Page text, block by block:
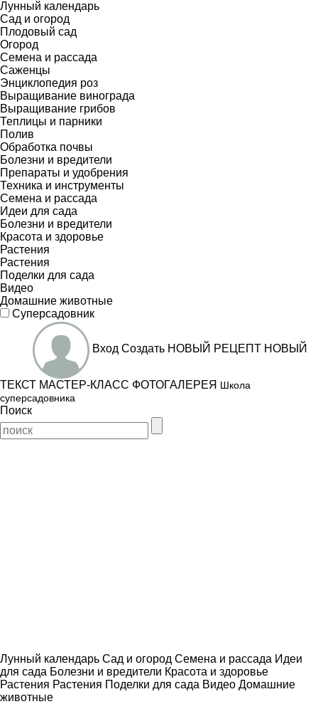
Лунный календарь
Сад и огород
Плодовый сад
Огород
Семена и рассада
Саженцы
Энциклопедия роз
Выращивание винограда
Выращивание грибов
Теплицы и парники
Полив
Обработка почвы
Болезни и вредители
Препараты и удобрения
Техника и инструменты
Семена и рассада
Идеи для сада
Болезни и вредители
Красота и здоровье
Растения
Растения
Поделки для сада
Видео
Домашние животные
Суперсадовник
Вход Создать НОВЫЙ РЕЦЕПТ НОВЫЙ
ТЕКСТ МАСТЕР-КЛАСС ФОТОГАЛЕРЕЯ Школа
суперсадовника
Поиск
Лунный календарь Сад и огород Семена и рассада Идеи
для сада Болезни и вредители Красота и здоровье
Растения Растения Поделки для сада Видео Домашние
животные